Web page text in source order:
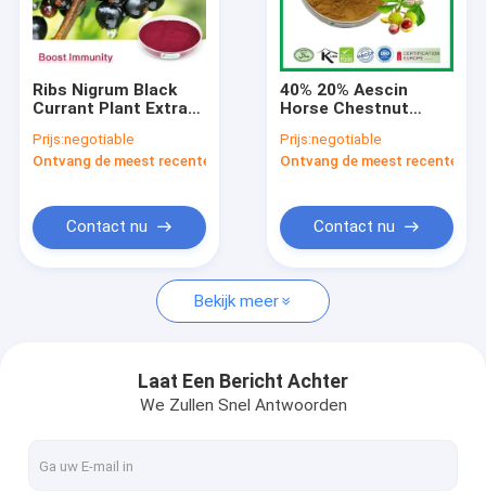
Fabrieksreis
nieuws
Vraag een offerte aan
Plantenextract poeder
Kosmetische Grondstoffen
Ingrediënten van diervoeding
Ribs Nigrum Black
Currant Plant Extract
Anthocyanidinen 25%
UV Fruitsappoeder
Prijs:negotiable
Ontvang de meest recente Prijs
Contact nu
40% 20% Aescin
Horse Chestnut
Aesculus
Hippocastanum
Prijs:negotiable
Ontvang de meest recente
Contact nu
Bekijk meer
Laat Een Bericht Achter
We Zullen Snel Antwoorden